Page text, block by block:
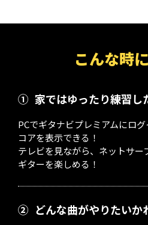
こんな時
① 家ではゆったり練習し
PCでギタナビプレミアムにロ
コアを表示できる！
テレビを見ながら、ネットサー
ギターを楽しめる！
② どんな曲がやりたいか